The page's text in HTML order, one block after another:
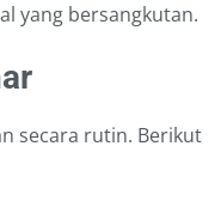
yang bersangkutan.
secara rutin. Berikut